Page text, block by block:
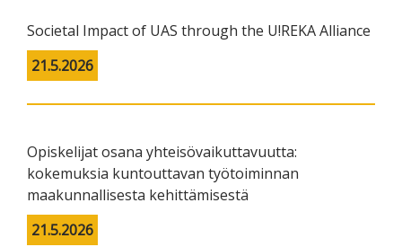
Societal Impact of UAS through the U!REKA Alliance
21.5.2026
Opiskelijat osana yhteisövaikuttavuutta:
kokemuksia kuntouttavan työtoiminnan
maakunnallisesta kehittämisestä
21.5.2026